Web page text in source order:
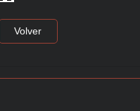
Volver